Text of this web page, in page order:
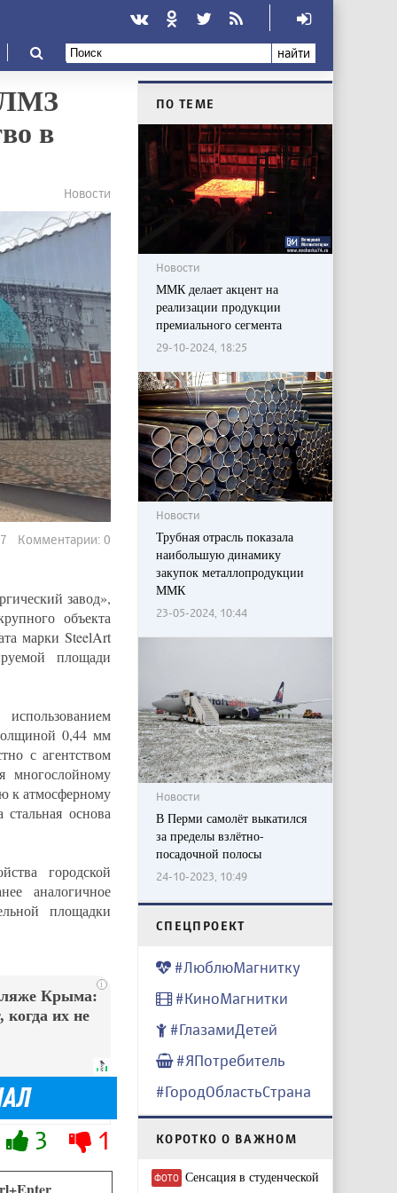
найти
в
Новости
Комментарии: 0
завод»,
объекта
марки SteelArt
площади
0,44 мм
с агентством
многослойному
к атмосферному
основа
городской
аналогичное
площадки
i
Крыма:
их не
3 1
ПО ТЕМЕ
Новости
ММК делает акцент на
реализации продукции
премиального сегмента
29-10-2024, 18:25
Новости
Трубная отрасль показала
наибольшую динамику
закупок металлопродукции
ММК
23-05-2024, 10:44
Новости
В Перми самолёт выкатился
за пределы взлётно-
посадочной полосы
24-10-2023, 10:49
CПЕЦПРОЕКТ
#ЛюблюМагнитку
#КиноМагнитки
#ГлазамиДетей
#ЯПотребитель
#ГородОбластьСтрана
КОРОТКО О ВАЖНОМ
ФОТО Сенсация в студенческой